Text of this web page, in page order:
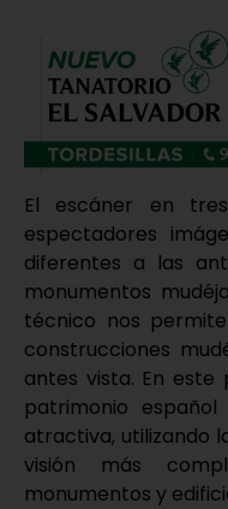
El escáner en
espectadores
diferentes a las
monumentos
técnico nos
construcciones
antes vista. En
patrimonio
atractiva, utilizando
visión más
monumentos y